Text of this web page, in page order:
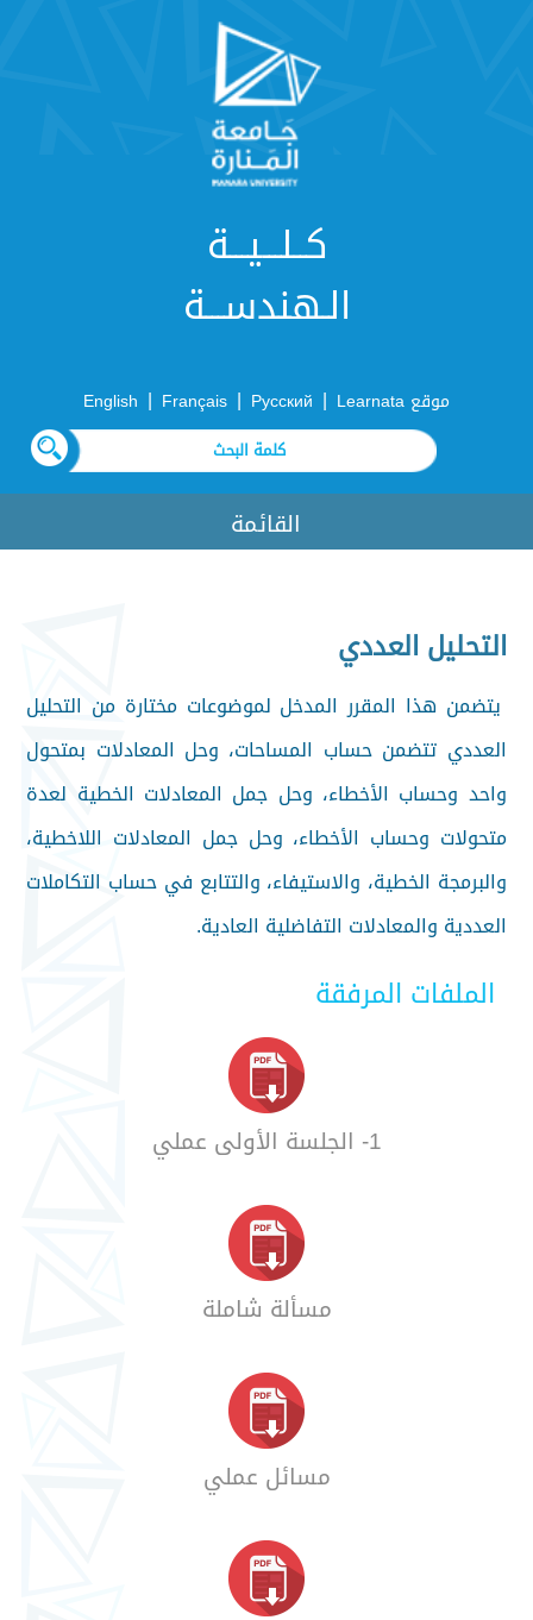
كــلـــيـــة
الـهندســـة
موقع Learnata |
Русский
|
Français
|
English
القائمة
التحليل العددي
يتضمن هذا المقرر المدخل لموضوعات مختارة من التحليل
العددي تتضمن حساب المساحات، وحل المعادلات بمتحول
واحد وحساب الأخطاء، وحل جمل المعادلات الخطية لعدة
متحولات وحساب الأخطاء، وحل جمل المعادلات اللاخطية،
والبرمجة الخطية، والاستيفاء، والتتابع في حساب التكاملات
العددية والمعادلات التفاضلية العادية.
الملفات المرفقة
1- الجلسة الأولى عملي
مسألة شاملة
مسائل عملي